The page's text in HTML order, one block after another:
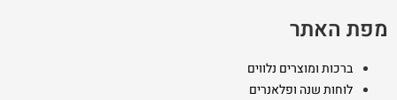
מפת האתר
ברכות ומוצרים נלווים
לוחות שנה ופלאנרים